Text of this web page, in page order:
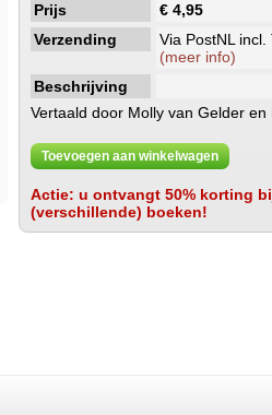
Prijs
€ 4,95
Verzending
Via PostNL incl.
(meer info)
Beschrijving
Vertaald door Molly van Gelder en
Toevoegen aan winkelwagen
Actie: u ontvangt 50% korting
(verschillende) boeken!